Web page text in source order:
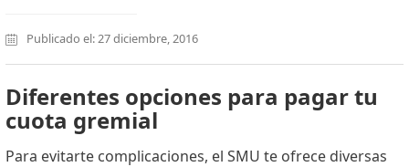
Publicado el: 27 diciembre, 2016
Diferentes opciones para pagar tu
cuota gremial
Para evitarte complicaciones, el SMU te ofrece diversas